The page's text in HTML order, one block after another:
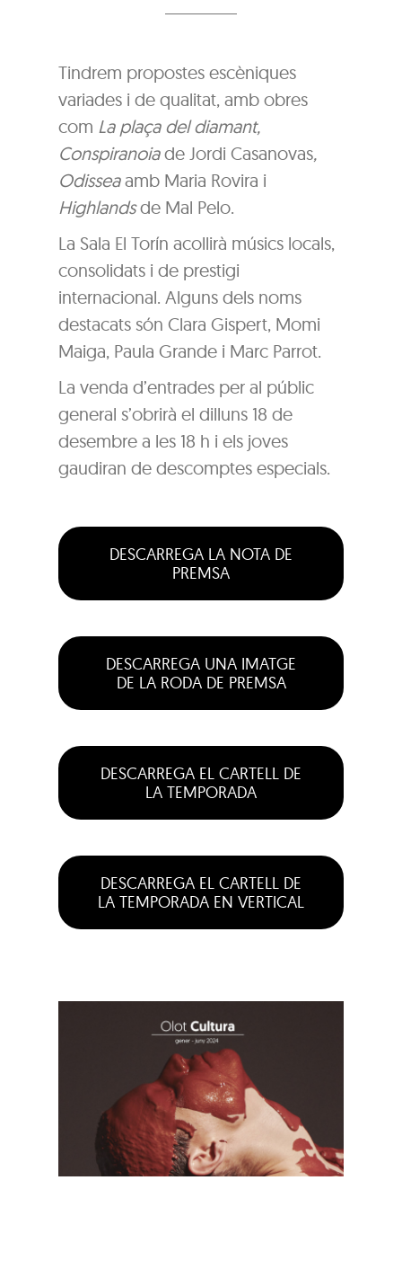
Tindrem propostes escèniques
variades i de qualitat, amb obres
com La plaça del diamant,
Conspiranoiade Jordi Casanovas,
Odisseaamb Maria Rovira i
Highlandsde Mal Pelo.
La Sala El Torín acollirà músics locals,
consolidats i de prestigi
internacional. Alguns dels noms
destacats són Clara Gispert, Momi
Maiga, Paula Grande i Marc Parrot.
La venda d’entrades per al públic
general s’obrirà el dilluns 18 de
desembre a les 18 h i els joves
gaudiran de descomptes especials.
DESCARREGA LA NOTA DE
PREMSA
DESCARREGA UNA IMATGE
DE LA RODA DE PREMSA
DESCARREGA EL CARTELL DE
LA TEMPORADA
DESCARREGA EL CARTELL DE
LA TEMPORADA EN VERTICAL